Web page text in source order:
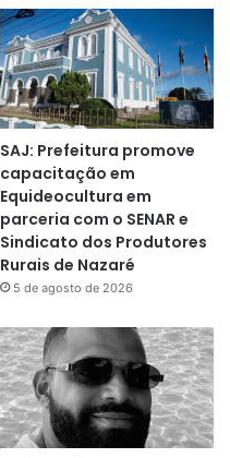
SAJ: Prefeitura promove
capacitação em
Equideocultura em
parceria com o SENAR e
Sindicato dos Produtores
Rurais de Nazaré
5 de agosto de 2026